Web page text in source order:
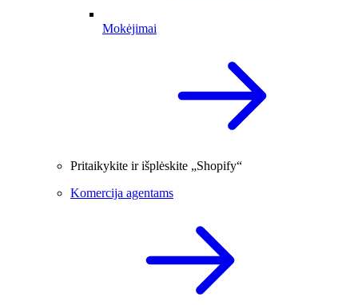
Mokėjimai
Pritaikykite ir išplėskite „Shopify“
Komercija agentams